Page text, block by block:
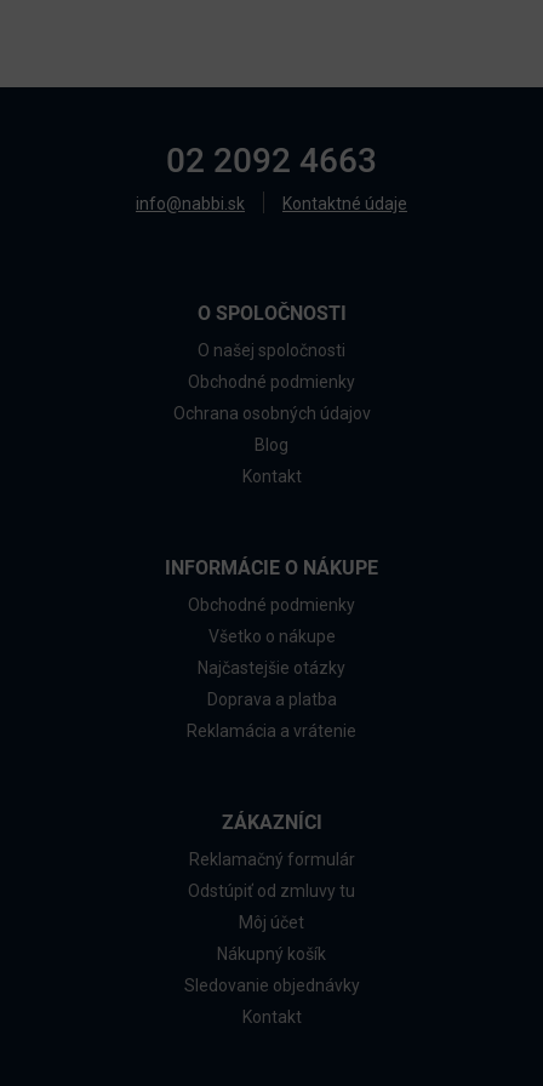
02 2092 4663
info@nabbi.sk Kontaktné údaje
O SPOLOČNOSTI
O našej spoločnosti
Obchodné podmienky
Ochrana osobných údajov
Blog
Kontakt
INFORMÁCIE O NÁKUPE
Obchodné podmienky
Všetko o nákupe
Najčastejšie otázky
Doprava a platba
Reklamácia a vrátenie
ZÁKAZNÍCI
Reklamačný formulár
Odstúpiť od zmluvy tu
Môj účet
Nákupný košík
Sledovanie objednávky
Kontakt